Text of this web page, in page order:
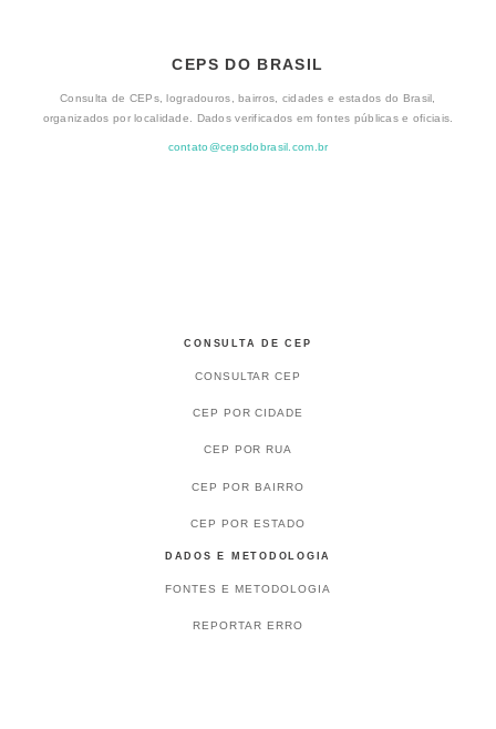
CEPS DO BRASIL
Consulta de CEPs, logradouros, bairros, cidades e estados do Brasil,
organizados por localidade. Dados verificados em fontes públicas e oficiais.
contato@cepsdobrasil.com.br
CONSULTA DE CEP
CONSULTAR CEP
CEP POR CIDADE
CEP POR RUA
CEP POR BAIRRO
CEP POR ESTADO
DADOS E METODOLOGIA
FONTES E METODOLOGIA
REPORTAR ERRO